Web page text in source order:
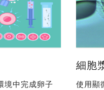
境中完成卵子
細胞
使用顯